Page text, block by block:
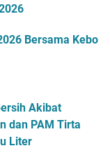
Bersama Kebo
Akibat
dan PAM Tirta
Liter